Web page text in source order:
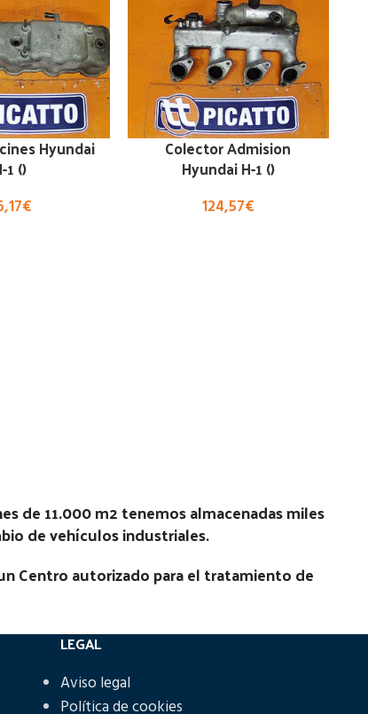
Hyundai
1 ()
€
Colector Admision
Hyundai H-1 ()
124,57€
de 11.000 m2 tenemos almacenadas miles
de vehículos industriales.
Centro autorizado para el tratamiento de
LEGAL
Aviso legal
Política de cookies